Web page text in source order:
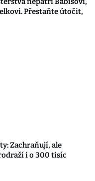
Přestaňte útočit,
Zachraňují, ale
i o 300 tisíc